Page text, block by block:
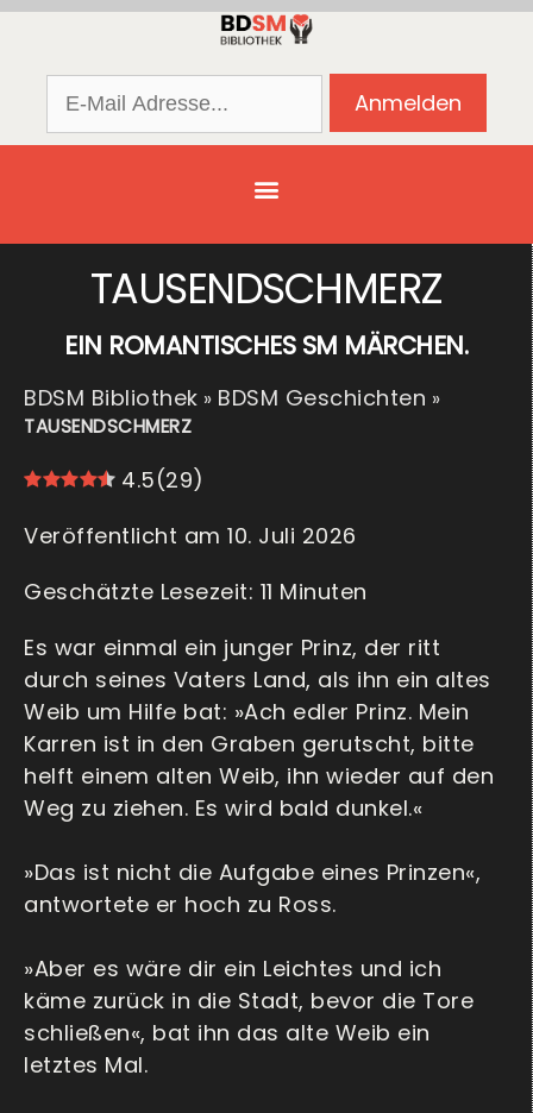
TAUSENDSCHMERZ
EIN ROMANTISCHES SM MÄRCHEN.
BDSM Bibliothek » BDSM Geschichten »
TAUSENDSCHMERZ
4.5(29)
Veröffentlicht am 10. Juli 2026
Es war einmal ein junger Prinz, der ritt
durch seines Vaters Land, als ihn ein altes
Weib um Hilfe bat: »Ach edler Prinz. Mein
Karren ist in den Graben gerutscht, bitte
helft einem alten Weib, ihn wieder auf den
Weg zu ziehen. Es wird bald dunkel.«
»Das ist nicht die Aufgabe eines Prinzen«,
antwortete er hoch zu Ross.
»Aber es wäre dir ein Leichtes und ich
käme zurück in die Stadt, bevor die Tore
schließen«, bat ihn das alte Weib ein
letztes Mal.